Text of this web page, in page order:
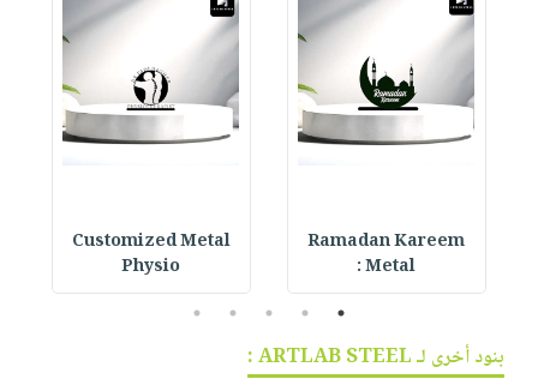
Ramadan Kareem
Metal :
Customized Metal
Physio
1
2
3
4
5
بنود أخرى لـ ARTLAB STEEL :